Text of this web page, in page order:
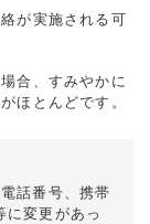
が実施される可
合、すみやかに
ほとんどです。
話番号、携帯
に変更があっ